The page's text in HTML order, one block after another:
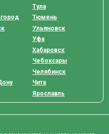
Тула
Тюмень
Ульяновск
Уфа
Хабаровск
Чебоксары
Челябинск
Чита
Ярославль